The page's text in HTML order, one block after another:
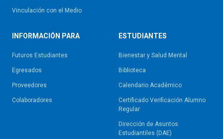
Vinculación con el Medio
INFORMACIÓN PARA
Futuros Estudiantes
Egresados
Proveedores
Colaboradores
ESTUDIANTES
Bienestar y Salud Mental
Biblioteca
Calendario Académico
Certificado Verificación Alumno
Regular
Dirección de Asuntos
Estudiantiles (DAE)